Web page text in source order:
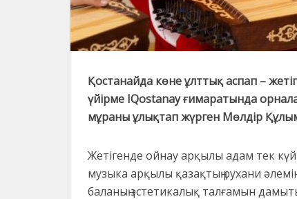
Қостанайда көне ұлттық аспап –
үйірме IQostanay ғимаратында
мұраны ұлықтап жүрген Мөлдір
Жетігенде ойнау арқылы адам тек
музыка арқылы қазақтың рухани
баланың эстетикалық талғамын